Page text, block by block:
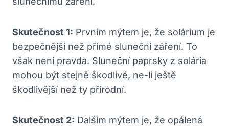
Skutečnost 1: Prvním mýtem je, že solárium je
bezpečnější než přímé sluneční záření. To
však není pravda. Sluneční paprsky z solária
mohou být stejně škodlivé, ne-li ještě
škodlivější než ty přírodní.
Skutečnost 2: Dalším mýtem je, že opálená